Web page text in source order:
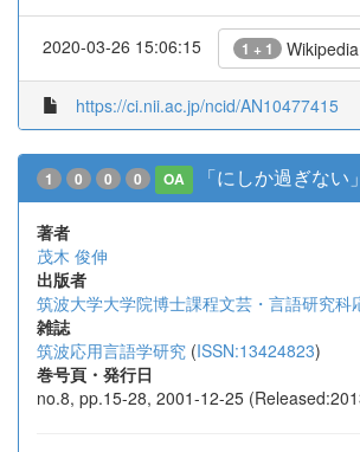
2020-03-26 15:06:15 1 + 1 Wikipedia
https://ci.nii.ac.jp/ncid/AN10477415
1 0 0 0 OA 「にしか過ぎない
著者
茂木 俊伸
出版者
筑波大学大学院博士課程文芸・言語研究科
雑誌
筑波応用言語学研究 (ISSN:13424823)
巻号頁・発行日
no.8, pp.15-28, 2001-12-25